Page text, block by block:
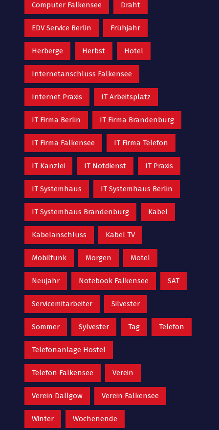
Computer Falkensee Draht
EDV Service Berlin Frühjahr
Herberge Herbst Hotel
Internetanschluss Falkensee
Internet Praxis IT Arbeitsplatz
IT Firma Berlin IT Firma Brandenburg
IT Firma Falkensee IT Firma Telefon
IT Kanzlei IT Notdienst IT Praxis
IT Systemhaus IT Systemhaus Berlin
IT Systemhaus Brandenburg Kabel
Kabelanschluss Kabel TV
Mobilfunk Morgen Motel
Neujahr Notebook Falkensee SAT
Servicemitarbeiter Silvester
Sommer Sylvester Tag Telefon
Telefonanlage Hostel
Telefon Falkensee Verein
Verein Dallgow Verein Falkensee
Winter Wochenende